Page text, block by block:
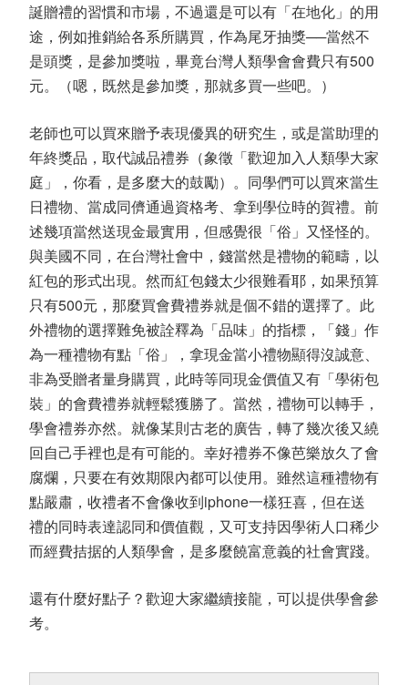
誕贈禮的習慣和市場，不過還是可以有「在地化」的用
途，例如推銷給各系所購買，作為尾牙抽獎──當然不
是頭獎，是參加獎啦，畢竟台灣人類學會會費只有500
元。（嗯，既然是參加獎，那就多買一些吧。）
老師也可以買來贈予表現優異的研究生，或是當助理的
年終獎品，取代誠品禮券（象徵「歡迎加入人類學大家
庭」，你看，是多麼大的鼓勵）。同學們可以買來當生
日禮物、當成同儕通過資格考、拿到學位時的賀禮。前
述幾項當然送現金最實用，但感覺很「俗」又怪怪的。
與美國不同，在台灣社會中，錢當然是禮物的範疇，以
紅包的形式出現。然而紅包錢太少很難看耶，如果預算
只有500元，那麼買會費禮券就是個不錯的選擇了。此
外禮物的選擇難免被詮釋為「品味」的指標，「錢」作
為一種禮物有點「俗」，拿現金當小禮物顯得沒誠意、
非為受贈者量身購買，此時等同現金價值又有「學術包
裝」的會費禮券就輕鬆獲勝了。當然，禮物可以轉手，
學會禮券亦然。就像某則古老的廣告，轉了幾次後又繞
回自己手裡也是有可能的。幸好禮券不像芭樂放久了會
腐爛，只要在有效期限內都可以使用。雖然這種禮物有
點嚴肅，收禮者不會像收到iphone一樣狂喜，但在送
禮的同時表達認同和價值觀，又可支持因學術人口稀少
而經費拮据的人類學會，是多麼饒富意義的社會實踐。
還有什麼好點子？歡迎大家繼續接龍，可以提供學會參
考。